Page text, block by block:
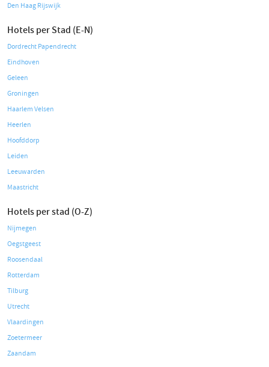
Den Haag Rijswijk
Hotels per Stad (E-N)
Dordrecht Papendrecht
Eindhoven
Geleen
Groningen
Haarlem Velsen
Heerlen
Hoofddorp
Leiden
Leeuwarden
Maastricht
Hotels per stad (O-Z)
Nijmegen
Oegstgeest
Roosendaal
Rotterdam
Tilburg
Utrecht
Vlaardingen
Zoetermeer
Zaandam